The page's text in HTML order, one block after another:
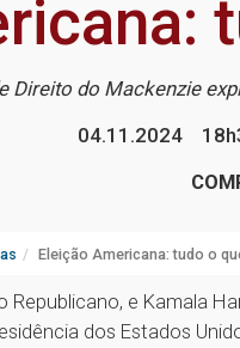
Direito do Mackenzie
04.11.2024
Eleição Americana: tudo o
Republicano, e Kamala
dos Estados